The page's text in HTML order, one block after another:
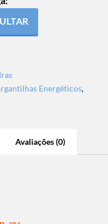
Energéticos,
Avaliações (0)